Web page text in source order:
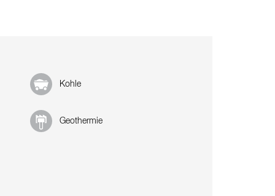
Kohle
Geothermie